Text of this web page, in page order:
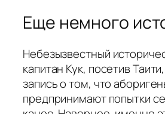
Еще немного
Небезызвестный
капитан Кук, посетив
запись о том, что
предпринимают попытки